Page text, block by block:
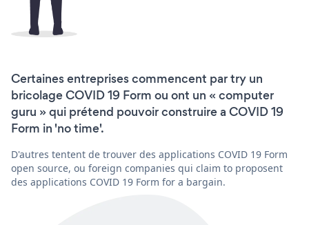
Certaines entreprises commencent par try un
bricolage COVID 19 Form ou ont un « computer
guru » qui prétend pouvoir construire a COVID 19
Form in 'no time'.
D'autres tentent de trouver des applications COVID 19 Form
open source, ou foreign companies qui claim to proposent
des applications COVID 19 Form for a bargain.